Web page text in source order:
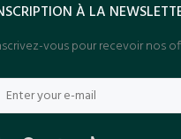
À LA
vous pour recevoir nos